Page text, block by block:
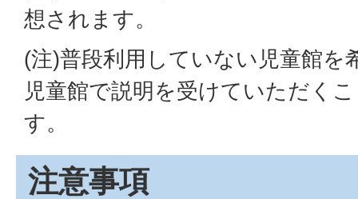
想されます。
(注)普段利用していない児童館を
児童館で説明を受けていただく
す。
注意事項